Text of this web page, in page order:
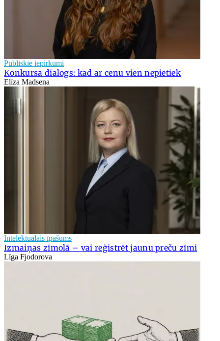
Publiskie iepirkumi
Konkursa dialogs: kad ar cenu vien nepietiek
Elīza Madsena
Intelektuālais īpašums
Izmaiņas zīmolā – vai reģistrēt jaunu preču zīmi
Līga Fjodorova